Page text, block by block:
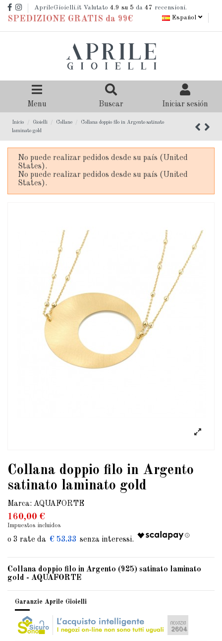
AprileGioielli.it Valutato 4.9 su 5 da 47 recensioni.
SPEDIZIONE GRATIS da 99€ Español
Menu Buscar Iniciar sesión
Inicio Gioielli Collane
Collana doppio filo in Argento satinato
laminato gold
No puede realizar pedidos desde su país (United
States).
No puede realizar pedidos desde su país (United
States).
Collana doppio filo in Argento
satinato laminato gold
Marca: AQUAFORTE
160,00 €
Impuestos incluidos
€ 53.33
Collana doppio filo in Argento (925) satinato laminato
gold - AQUAFORTE
Garanzie Aprile Gioielli